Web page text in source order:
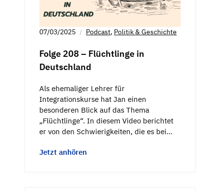
07/03/2025 Podcast, Politik & Geschichte
Folge 208 – Flüchtlinge in
Deutschland
Als ehemaliger Lehrer für
Integrationskurse hat Jan einen
besonderen Blick auf das Thema
„Flüchtlinge“. In diesem Video berichtet
er von den Schwierigkeiten, die es bei…
Jetzt anhören